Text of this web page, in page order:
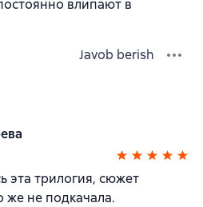
влипают в
Javob berish
эта трилогия, сюжет
же не подкачала.